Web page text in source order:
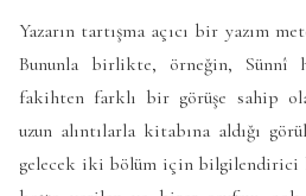
Yazarın tartışma açıcı bir yazım
Bununla birlikte, örneğin, Sünnî
fakihten farklı bir görüşe sahip
uzun alıntılarla kitabına aldığı
gelecek iki bölüm için bilgilendirici